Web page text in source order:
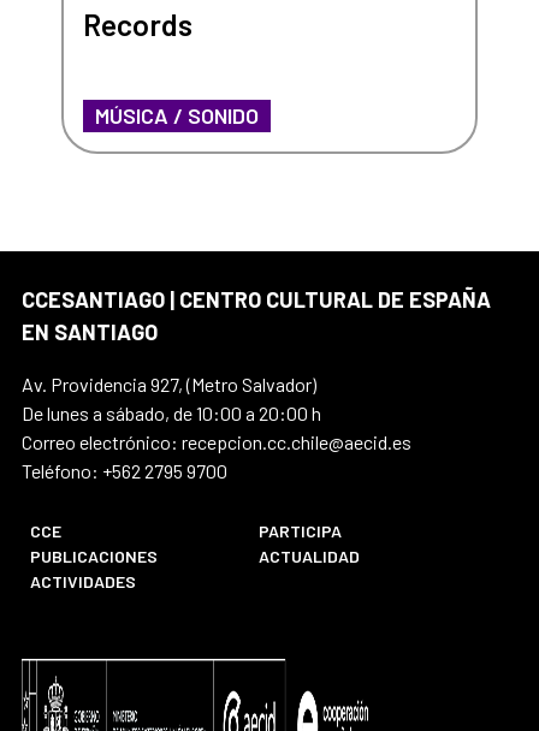
Records
MÚSICA / SONIDO
CCESANTIAGO | CENTRO CULTURAL DE ESPAÑA
EN SANTIAGO
Av. Providencia 927, (Metro Salvador)
De lunes a sábado, de 10:00 a 20:00 h
Correo electrónico: recepcion.cc.chile@aecid.es
Teléfono: +562 2795 9700
CCE
PARTICIPA
PUBLICACIONES
ACTUALIDAD
ACTIVIDADES